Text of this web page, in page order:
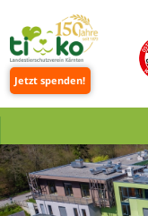
Jetzt spenden!